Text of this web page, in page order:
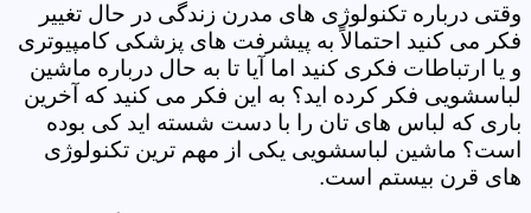
وقتی درباره تکنولوژی های مدرن زندگی در حال تغییر
فکر می کنید احتمالاً به پیشرفت های پزشکی کامپیوتری
و یا ارتباطات فکری کنید اما آیا تا به حال درباره ماشین
لباسشویی فکر کرده اید؟ به این فکر می کنید که آخرین
باری که لباس های تان را با دست شسته اید کی بوده
است؟ ماشین لباسشویی یکی از مهم ترین تکنولوژی
های قرن بیستم است.